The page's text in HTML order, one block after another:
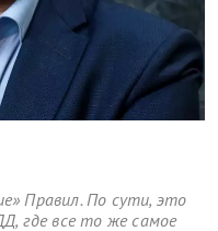
Правил. По сути, это
где все то же самое